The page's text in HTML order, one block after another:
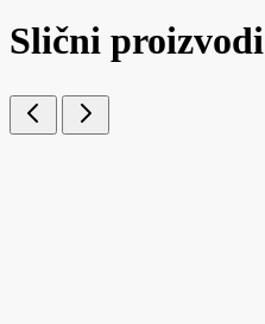
Slični proizvodi